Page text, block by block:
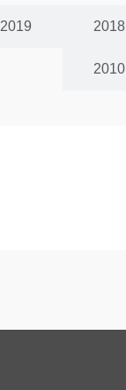
2019 2018
2010